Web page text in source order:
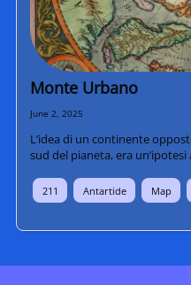
Monte Urbano
June 2, 2025
L’idea di un continente
sud del pianeta, era un’ipotesi
211 Antartide Map